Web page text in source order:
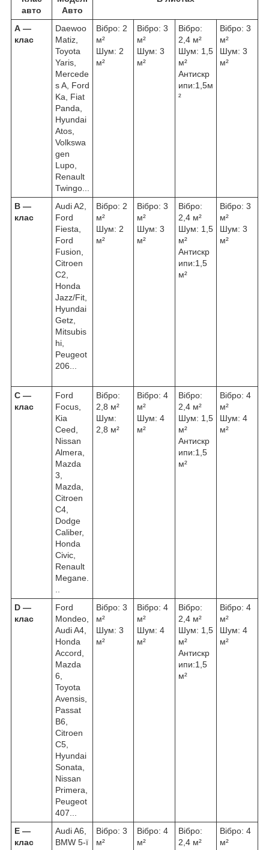
авто
Авто
А ―
клас
Daewoo
Matiz,
Toyota
Yaris,
Mercede
s A, Ford
Ka, Fiat
Panda,
Hyundai
Atos,
Volkswa
gen
Lupo,
Renault
Twingo...
Вібро: 2
м²
Шум: 2
м²
Вібро: 3
м²
Шум: 3
м²
Вібро:
2,4 м²
Шум: 1,5
м²
Антискр
ипи:1,5м
²
Вібро: 3
м²
Шум: 3
м²
В ―
клас
Audi A2,
Ford
Fiesta,
Ford
Fusion,
Citroen
C2,
Honda
Jazz/Fit,
Hyundai
Getz,
Mitsubis
hi,
Peugeot
206...
Вібро: 2
м²
Шум: 2
м²
Вібро: 3
м²
Шум: 3
м²
Вібро:
2,4 м²
Шум: 1,5
м²
Антискр
ипи:1,5
м²
Вібро: 3
м²
Шум: 3
м²
С ―
клас
Ford
Focus,
Kia
Ceed,
Nissan
Almera,
Mazda
3,
Mazda,
Citroen
C4,
Dodge
Caliber,
Honda
Civic,
Renault
Megane.
Вібро:
2,8 м²
Шум:
2,8 м²
Вібро: 4
м²
Шум: 4
м²
Вібро:
2,4 м²
Шум: 1,5
м²
Антискр
ипи:1,5
м²
Вібро: 4
м²
Шум: 4
м²
D ―
клас
Ford
Mondeo,
Audi A4,
Honda
Accord,
Mazda
6,
Toyota
Avensis,
Passat
B6,
Citroen
C5,
Hyundai
Sonata,
Nissan
Primera,
Peugeot
407...
Вібро: 3
м²
Шум: 3
м²
Вібро: 4
м²
Шум: 4
м²
Вібро:
2,4 м²
Шум: 1,5
м²
Антискр
ипи:1,5
м²
Вібро: 4
м²
Шум: 4
м²
Е ―
клас
Audi A6,
BMW 5-ї
Вібро: 3
м²
Вібро: 4
м²
Вібро:
2,4 м²
Вібро: 4
м²